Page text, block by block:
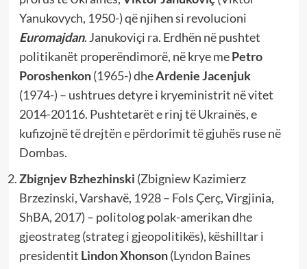
Yanukovych, 1950-) që njihen si revolucioni
Euromajdan. Janukoviçi ra. Erdhën në pushtet
politikanët properëndimorë, në krye mePetro
Poroshenkon(1965-) dheArdenie Jacenjuk
(1974-) – ushtrues detyre i kryeministrit në vitet
2014-20116. Pushtetarët e rinj të Ukrainës, e
kufizojnë të drejtën e përdorimit të gjuhës ruse në
Dombas.
Zbignjev Bzhezhinski (Zbigniew Kazimierz
Brzezinski, Varshavë, 1928 – Fols Çerç, Virgjinia,
ShBA, 2017) – politolog polak-amerikan dhe
gjeostrateg (strateg i gjeopolitikës), këshilltar i
presidentit Lindon Xhonson(Lyndon Baines